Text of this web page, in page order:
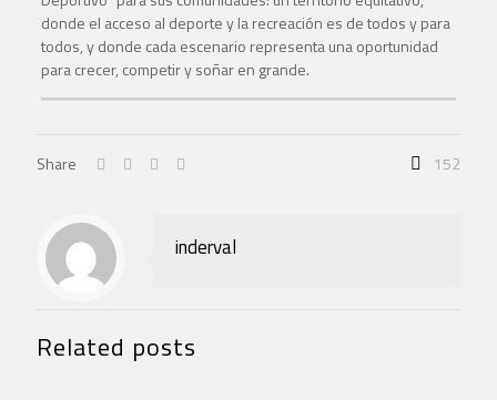
donde el acceso al deporte y la recreación es de todos y para
todos, y donde cada escenario representa una oportunidad
para crecer, competir y soñar en grande.
Share 152
inderval
Related posts